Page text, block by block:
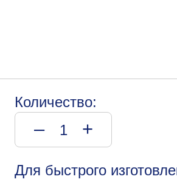
Количество:
– +
Для быстрого